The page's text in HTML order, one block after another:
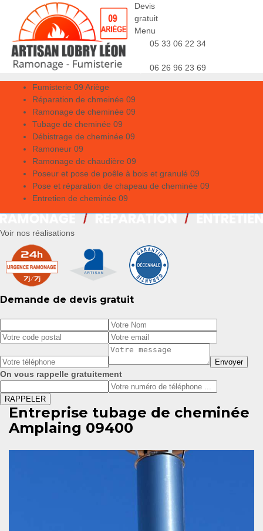
Devis
gratuit
Menu
05 33 06 22 34
06 26 96 23 69
Fumisterie 09 Ariège
Réparation de chmeinée 09
Ramonage de cheminée 09
Tubage de cheminée 09
Débistrage de cheminée 09
Ramoneur 09
Ramonage de chaudière 09
Poseur et pose de poêle à bois et granulé 09
Pose et réparation de chapeau de cheminée 09
Entretien de cheminée 09
Voir nos réalisations
Demande de devis gratuit
On vous rappelle gratuitement
Entreprise tubage de cheminée
Amplaing 09400